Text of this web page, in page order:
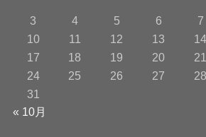
3
4 5 6 7
10
11 12 13 14
17
18 19 20 21
24
25 26 27 28
31
« 10月